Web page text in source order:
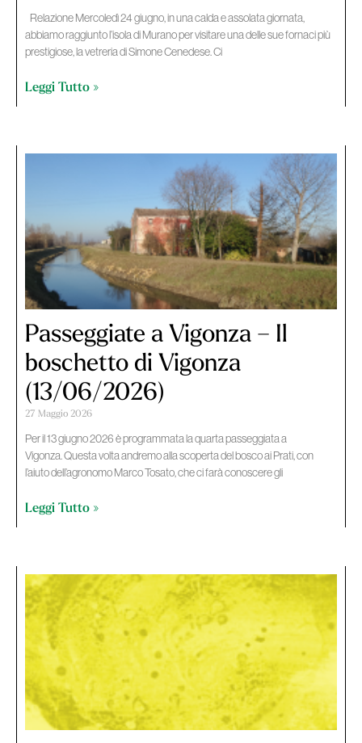
Relazione Mercoledì 24 giugno, in una calda e assolata giornata,
abbiamo raggiunto l’isola di Murano per visitare una delle sue fornaci più
prestigiose, la vetreria di Simone Cenedese. Ci
Leggi Tutto »
Passeggiate a Vigonza – Il
boschetto di Vigonza
(13/06/2026)
27 Maggio 2026
Per il 13 giugno 2026 è programmata la quarta passeggiata a
Vigonza. Questa volta andremo alla scoperta del bosco ai Prati, con
l’aiuto dell’agronomo Marco Tosato, che ci farà conoscere gli
Leggi Tutto »